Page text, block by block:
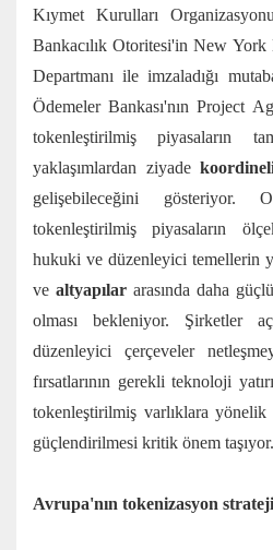
Kıymet Kurulları
Bankacılık Otoritesi'in New
Departmanı ile imzaladığı
Ödemeler Bankası'nın Project
tokenleştirilmiş piyasaların
yaklaşımlardan ziyade
gelişebileceğini gösteriyor.
tokenleştirilmiş piyasaların
hukuki ve düzenleyici temellerin
ve altyapılar arasında daha güçlü
olması bekleniyor. Şirketler
düzenleyici çerçeveler
fırsatlarının gerekli teknoloji
tokenleştirilmiş varlıklara
güçlendirilmesi kritik önem
Avrupa'nın tokenizasyon